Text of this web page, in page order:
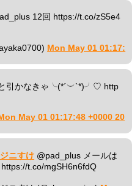
12回 https://t.co/zS5e4
Mon May 01 01:17:
引かなきゃ╰(*´︶`*)╯♡ http
May 01 01:17:48 +0000 20
ニすけ @pad_plus メールは
t.co/mgSH6n6fdQ